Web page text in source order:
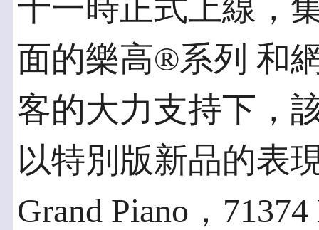
十一時正式上線，
面的樂高®️系列 和
客的大力支持下，
以特別版新品的表
Grand Piano，